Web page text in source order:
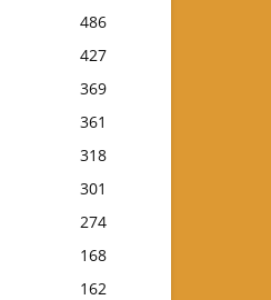
486
427
369
361
318
301
274
168
162